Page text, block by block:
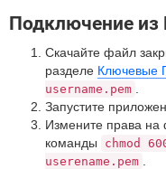
Подключение из
Скачайте файл
разделе Ключевые
username.pem
Запустите
Измените права
команды
chmod
userename.pem